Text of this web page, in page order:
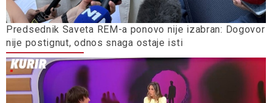
Predsednik Saveta REM-a ponovo nije izabran: Dogovor
nije postignut, odnos snaga ostaje isti